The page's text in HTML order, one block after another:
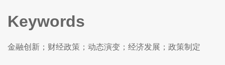
Keywords
金融创新；财经政策；动态演变；经济发展；政策制定